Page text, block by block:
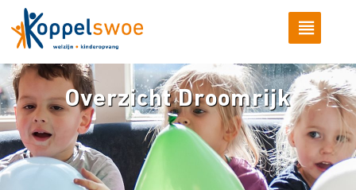
Overzicht Droomrijk